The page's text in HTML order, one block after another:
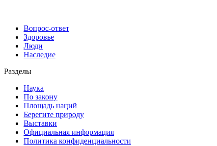
Вопрос-ответ
Здоровье
Люди
Наследие
Разделы
Наука
По закону
Площадь наций
Берегите природу
Выставки
Официальная информация
Политика конфиденциальности